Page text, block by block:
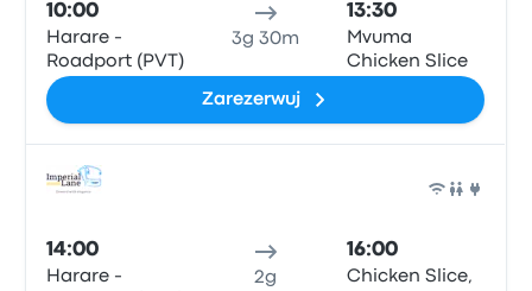
10:00
Harare -
Roadport (PVT)
3g 30m
13:30
Mvuma
Chicken Slice
Zarezerwuj
14:00
Harare -
2g
16:00
Chicken Slice,